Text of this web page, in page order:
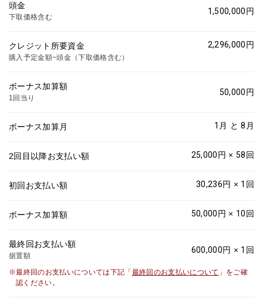
頭金
下取価格含む
1,500,000円
クレジット所要資金
購入予定金額−頭金（下取価格含む）
2,296,000円
ボーナス加算額
1回当り
50,000円
ボーナス加算月 1 月 と8 月
2回目以降お支払い額 25,000円 × 58回
初回お支払い額 30,236円 × 1 回
ボーナス加算額 50,000円 × 10回
最終回お支払い額
据置額
600,000円 × 1 回
最終回のお支払いについては下記「 最終回のお支払いについて 」をご確
認ください。